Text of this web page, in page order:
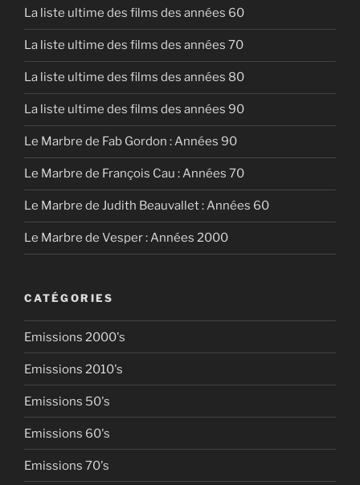
La liste ultime des films des années 60
La liste ultime des films des années 70
La liste ultime des films des années 80
La liste ultime des films des années 90
Le Marbre de Fab Gordon : Années 90
Le Marbre de François Cau : Années 70
Le Marbre de Judith Beauvallet : Années 60
Le Marbre de Vesper : Années 2000
CATÉGORIES
Emissions 2000's
Emissions 2010's
Emissions 50's
Emissions 60's
Emissions 70's